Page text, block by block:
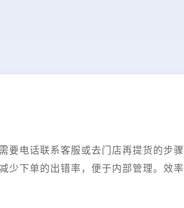
要电话联系客服或去门店再提货的步骤
少下单的出错率，便于内部管理。效率